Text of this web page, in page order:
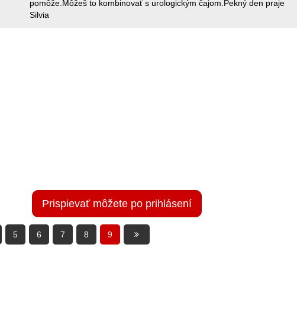
pomôže.Môžeš to kombinovať s urologickým čajom.Pekný den praje
Silvia
Prispievať môžete po prihlásení
5 6 7 8 9